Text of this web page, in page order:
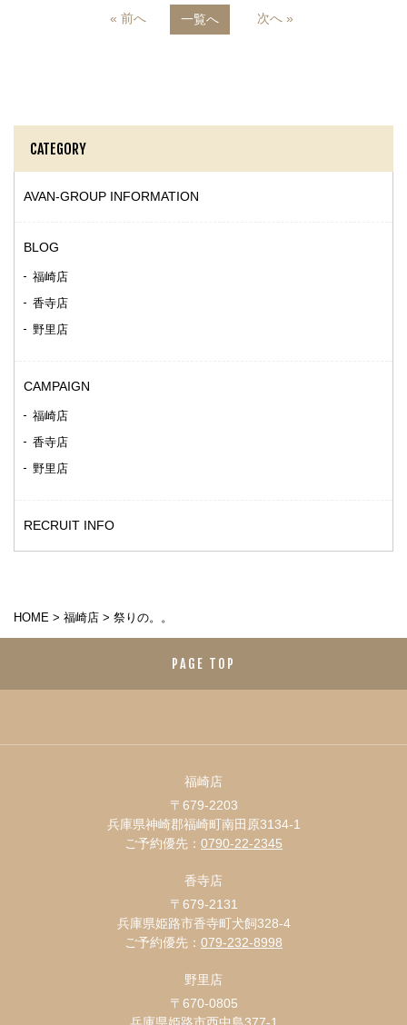
« 前へ 一覧へ 次へ »
CATEGORY
AVAN-GROUP INFORMATION
BLOG
福崎店
香寺店
野里店
CAMPAIGN
福崎店
香寺店
野里店
RECRUIT INFO
HOME > 福崎店 > 祭りの。。
PAGE TOP
福崎店
〒679-2203
兵庫県神崎郡福崎町南田原3134-1
ご予約優先： 0790-22-2345
香寺店
〒679-2131
兵庫県姫路市香寺町犬飼328-4
ご予約優先： 079-232-8998
野里店
〒670-0805
兵庫県姫路市西中島377-1